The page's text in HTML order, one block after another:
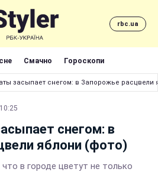
rbc.ua
Смачно Гороскопи
засыпает снегом: в Запорожье расцвели
снегом: в
яблони (фото)
в городе цветут не только